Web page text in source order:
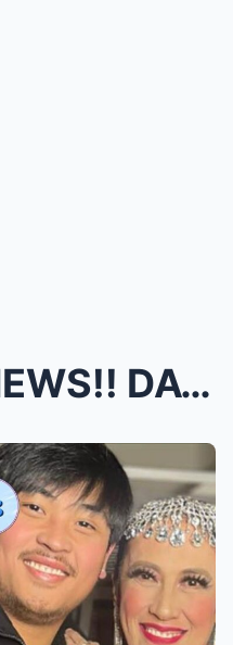
BREAKING NEWS!! DATING ASAWA NI AIAI DELAS ALAS NA...